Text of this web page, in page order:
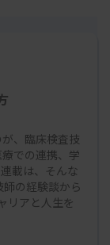
、臨床検査技
での連携、学
載は、そんな
の経験談から
リアと人生を